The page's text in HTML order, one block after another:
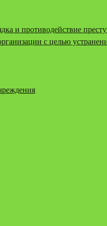
и противодействие
с целью